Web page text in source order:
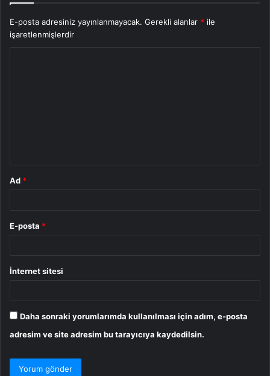
E-posta adresiniz yayınlanmayacak. Gerekli alanlar * ile
işaretlenmişlerdir
Ad *
E-posta *
İnternet sitesi
Daha sonraki yorumlarımda kullanılması için adım, e-posta
adresim ve site adresim bu tarayıcıya kaydedilsin.